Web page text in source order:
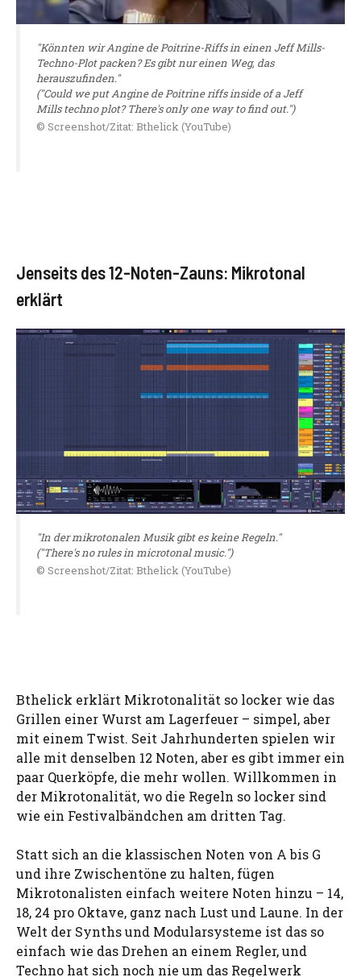
"Könnten wir Angine de Poitrine-Riffs in einen Jeff Mills-
Techno-Plot packen? Es gibt nur einen Weg, das
herauszufinden."
("Could we put Angine de Poitrine riffs inside of a Jeff
Mills techno plot? There's only one way to find out.")
© Screenshot/Zitat: Bthelick (YouTube)
Jenseits des 12-Noten-Zauns: Mikrotonal
erklärt
"In der mikrotonalen Musik gibt es keine Regeln."
("There's no rules in microtonal music.")
© Screenshot/Zitat: Bthelick (YouTube)
Bthelick erklärt Mikrotonalität so locker wie das
Grillen einer Wurst am Lagerfeuer – simpel, aber
mit einem Twist. Seit Jahrhunderten spielen wir
alle mit denselben 12 Noten, aber es gibt immer ein
paar Querköpfe, die mehr wollen. Willkommen in
der Mikrotonalität, wo die Regeln so locker sind
wie ein Festivalbändchen am dritten Tag.
Statt sich an die klassischen Noten von A bis G
und ihre Zwischentöne zu halten, fügen
Mikrotonalisten einfach weitere Noten hinzu – 14,
18, 24 pro Oktave, ganz nach Lust und Laune. In der
Welt der Synths und Modularsysteme ist das so
einfach wie das Drehen an einem Regler, und
Techno hat sich noch nie um das Regelwerk